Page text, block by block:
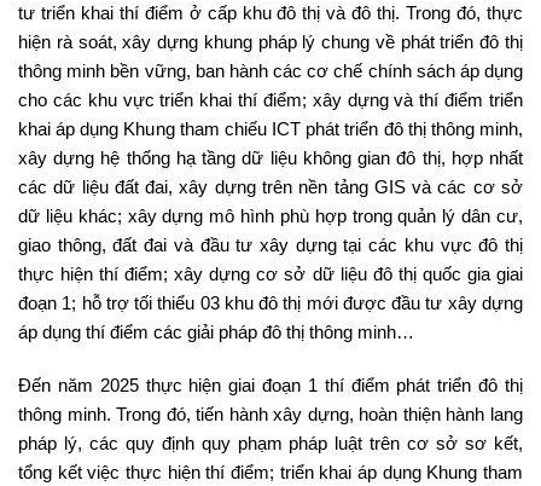
tư triển khai thí điểm ở cấp khu đô thị và đô thị. Trong đó, thực
hiện rà soát, xây dựng khung pháp lý chung về phát triển đô thị
thông minh bền vững, ban hành các cơ chế chính sách áp dụng
cho các khu vực triển khai thí điểm; xây dựng và thí điểm triển
khai áp dụng Khung tham chiếu ICT phát triển đô thị thông minh,
xây dựng hệ thống hạ tầng dữ liệu không gian đô thị, hợp nhất
các dữ liệu đất đai, xây dựng trên nền tảng GIS và các cơ sở
dữ liệu khác; xây dựng mô hình phù hợp trong quản lý dân cư,
giao thông, đất đai và đầu tư xây dựng tại các khu vực đô thị
thực hiện thí điểm; xây dựng cơ sở dữ liệu đô thị quốc gia giai
đoạn 1; hỗ trợ tối thiểu 03 khu đô thị mới được đầu tư xây dựng
áp dụng thí điểm các giải pháp đô thị thông minh…
Đến năm 2025 thực hiện giai đoạn 1 thí điểm phát triển đô thị
thông minh. Trong đó, tiến hành xây dựng, hoàn thiện hành lang
pháp lý, các quy định quy phạm pháp luật trên cơ sở sơ kết,
tổng kết việc thực hiện thí điểm; triển khai áp dụng Khung tham